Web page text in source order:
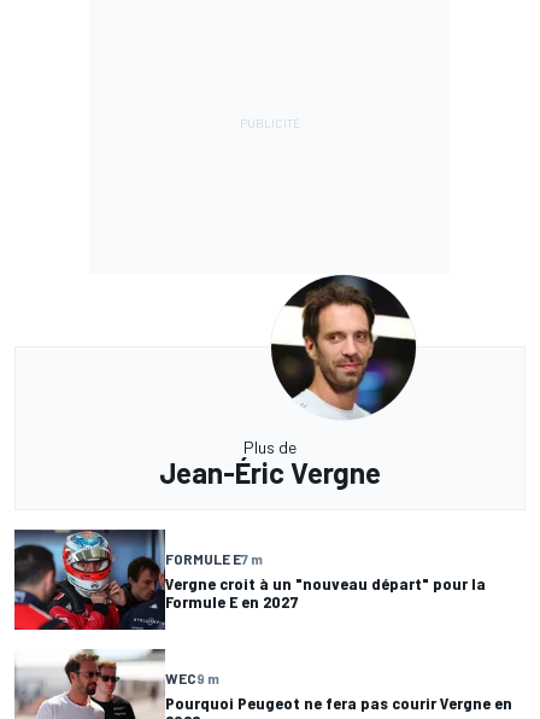
Plus de
Jean-Éric Vergne
FORMULE E7 m
Vergne croit à un "nouveau départ" pour la
Formule E en 2027
WEC9 m
Pourquoi Peugeot ne fera pas courir Vergne en